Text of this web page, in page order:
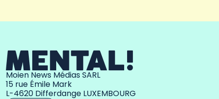
Moien News Médias SARL
15 rue Émile Mark
L-4620 Differdange LUXEMBOURG